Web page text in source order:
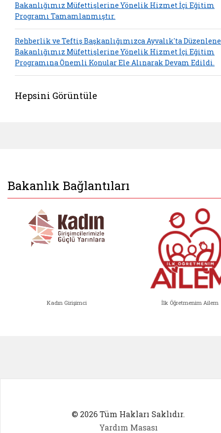
Bakanlığımız Müfettişlerine Yönelik Hizmet İçi Eğitim
Programı Tamamlanmıştır.
Rehberlik ve Teftiş Başkanlığımızca Ayvalık'ta
Bakanlığımız Müfettişlerine Yönelik Hizmet İçi Eğitim
Programına Önemli Konular Ele Alınarak Devam Edildi.
Hepsini Görüntüle
Bakanlık Bağlantıları
Kadın Girişimci İlk Öğretmenim Ailem
© 2026 Tüm Hakları Saklıdır.
Yardım Masası